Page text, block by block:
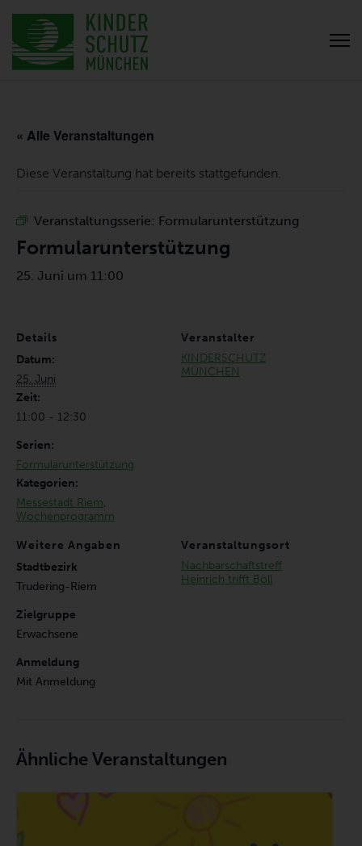
« Alle Veranstaltungen
Diese Veranstaltung hat bereits stattgefunden.
Veranstaltungsserie: Formularunterstützung
Formularunterstützung
25. Juni um 11:00
Details
Datum:
25. Juni
Zeit:
11:00 - 12:30
Serien:
Formularunterstützung
Kategorien:
Messestadt Riem,
Wochenprogramm
Veranstaltungsort
Nachbarschaftstreff
Heinrich trifft Böll
Veranstalter
KINDERSCHUTZ
MÜNCHEN
Weitere Angaben
Stadtbezirk
Trudering-Riem
Zielgruppe
Erwachsene
Anmeldung
Mit Anmeldung
Ähnliche Veranstaltungen